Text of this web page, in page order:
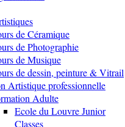
de Céramique
de Photographie
de Musique
de dessin, peinture & Vitrail
Artistique professionnelle
Adulte
Ecole du Louvre Junior
Classes